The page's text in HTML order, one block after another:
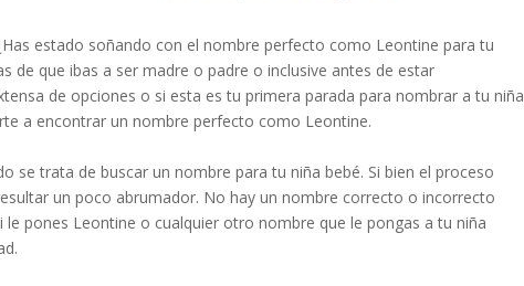
estado soñando con el nombre perfecto como Leontine para tu
de que ibas a ser madre o padre o inclusive antes de estar
de opciones o si esta es tu primera parada para nombrar a tu niña
a encontrar un nombre perfecto como Leontine.
se trata de buscar un nombre para tu niña bebé. Si bien el proceso
un poco abrumador. No hay un nombre correcto o incorrecto
pones Leontine o cualquier otro nombre que le pongas a tu niña